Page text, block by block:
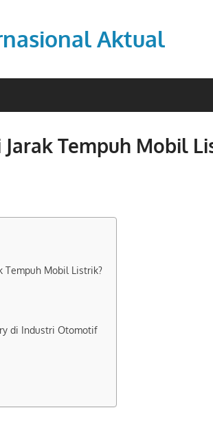
Aktual
Tempuh Mobil
Tempuh Mobil Listrik?
di Industri Otomotif